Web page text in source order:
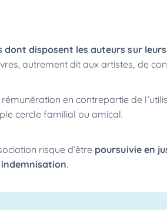
dont disposent les auteurs sur
autrement dit aux artistes, de
en contrepartie de
cercle familial ou amical.
risque d’être poursuivie en
.